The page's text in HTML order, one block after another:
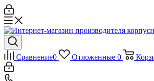
Сравнение0 Отложенные 0